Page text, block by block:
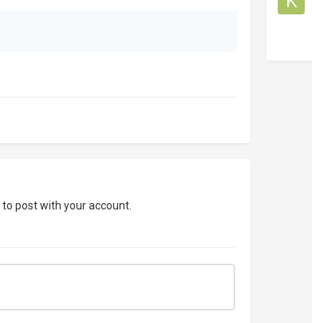
to post with your account.